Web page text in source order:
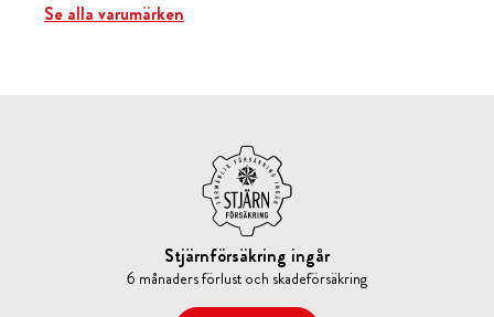
Se alla varumärken
Stjärnförsäkring ingår
6 månaders förlust och skadeförsäkring